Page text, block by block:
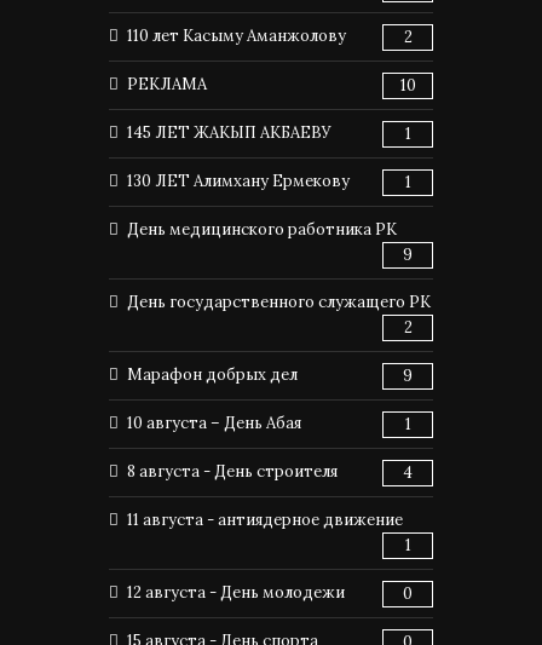
110 лет Касыму Аманжолову 2
РЕКЛАМА 10
145 ЛЕТ ЖАКЫП АКБАЕВУ 1
130 ЛЕТ Алимхану Ермекову 1
День медицинского работника РК
9
День государственного служащего РК
2
Марафон добрых дел 9
10 августа – День Абая 1
8 августа - День строителя 4
11 августа - антиядерное движение
1
12 августа - День молодежи 0
15 августа - День спорта